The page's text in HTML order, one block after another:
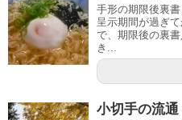
手形の期限後裏
呈示期間が過ぎ
で、期限後の裏
き...
小切手の流通